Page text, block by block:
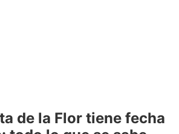
de la Flor tiene fecha